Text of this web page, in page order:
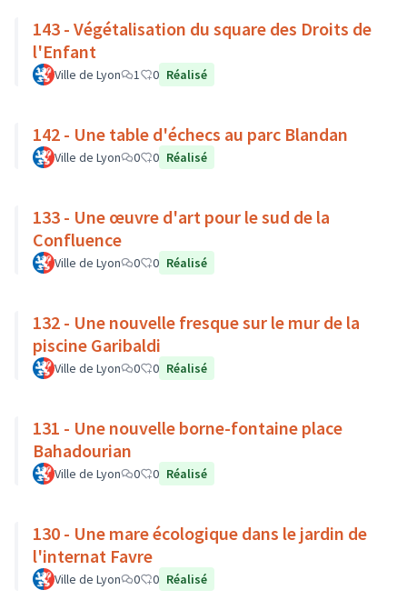
143 - Végétalisation du square des Droits de
l'Enfant
Ville de Lyon 1 0 Réalisé
142 - Une table d'échecs au parc Blandan
Ville de Lyon 0 0 Réalisé
133 - Une œuvre d'art pour le sud de la
Confluence
Ville de Lyon 0 0 Réalisé
132 - Une nouvelle fresque sur le mur de la
piscine Garibaldi
Ville de Lyon 0 0 Réalisé
131 - Une nouvelle borne-fontaine place
Bahadourian
Ville de Lyon 0 0 Réalisé
130 - Une mare écologique dans le jardin de
l'internat Favre
Ville de Lyon 0 0 Réalisé